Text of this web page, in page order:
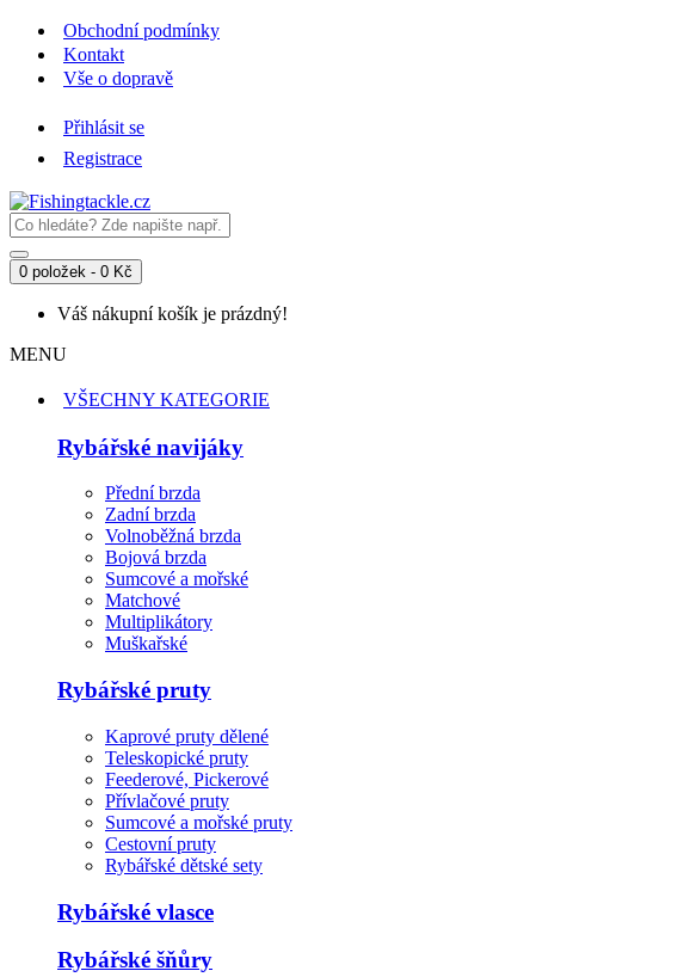
Obchodní podmínky
Kontakt
Vše o dopravě
Přihlásit se
Registrace
0 položek - 0 Kč
Váš nákupní košík je prázdný!
MENU
VŠECHNY KATEGORIE
Rybářské navijáky
Přední brzda
Zadní brzda
Volnoběžná brzda
Bojová brzda
Sumcové a mořské
Matchové
Multiplikátory
Muškařské
Rybářské pruty
Kaprové pruty dělené
Teleskopické pruty
Feederové, Pickerové
Přívlačové pruty
Sumcové a mořské pruty
Cestovní pruty
Rybářské dětské sety
Rybářské vlasce
Rybářské šňůry